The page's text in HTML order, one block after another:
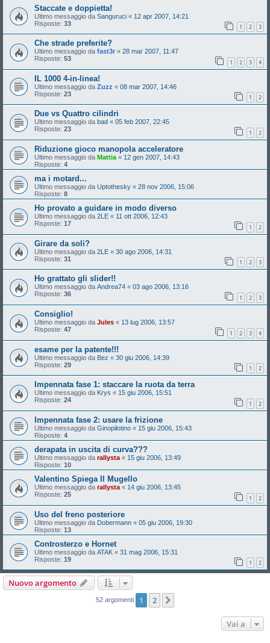
Staccate e doppietta!
Ultimo messaggio da Sanguruci « 12 apr 2007, 14:21
Risposte: 33 1 2 3
Che strade preferite?
Ultimo messaggio da fast3r « 28 mar 2007, 11:47
Risposte: 53 1 2 3 4
IL 1000 4-in-linea!
Ultimo messaggio da Zuzz « 08 mar 2007, 14:46
Risposte: 23 1 2
Due vs Quattro cilindri
Ultimo messaggio da bad « 05 feb 2007, 22:45
Risposte: 23 1 2
Riduzione gioco manopola acceleratore
Ultimo messaggio da Mattia « 12 gen 2007, 14:43
Risposte: 4
ma i motard...
Ultimo messaggio da Uptothesky « 28 nov 2006, 15:06
Risposte: 8
Ho provato a guidare in modo diverso
Ultimo messaggio da 2LE « 11 ott 2006, 12:43
Risposte: 17 1 2
Girare da soli?
Ultimo messaggio da 2LE « 30 ago 2006, 14:31
Risposte: 31 1 2 3
Ho grattato gli slider!!
Ultimo messaggio da Andrea74 « 03 ago 2006, 13:16
Risposte: 36 1 2 3
Consiglio!
Ultimo messaggio da Jules « 13 lug 2006, 13:57
Risposte: 47 1 2 3 4
esame per la patente!!!
Ultimo messaggio da Bez « 30 giu 2006, 14:39
Risposte: 29 1 2
Impennata fase 1: staccare la ruota da terra
Ultimo messaggio da Krys « 15 giu 2006, 15:51
Risposte: 24 1 2
Impennata fase 2: usare la frizione
Ultimo messaggio da Ginopilotino « 15 giu 2006, 15:43
Risposte: 4
derapata in uscita di curva???
Ultimo messaggio da rallysta « 15 giu 2006, 13:49
Risposte: 10
Valentino Spiega Il Mugello
Ultimo messaggio da rallysta « 14 giu 2006, 13:45
Risposte: 25 1 2
Uso del freno posteriore
Ultimo messaggio da Dobermann « 05 giu 2006, 19:30
Risposte: 13
Controsterzo e Hornet
Ultimo messaggio da ATAK « 31 mag 2006, 15:31
Risposte: 19 1 2
Nuovo argomento
52 argomenti 1 2
Vai a